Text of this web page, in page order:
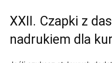
XXII. Czapki z
⁤nadrukiem dla‍